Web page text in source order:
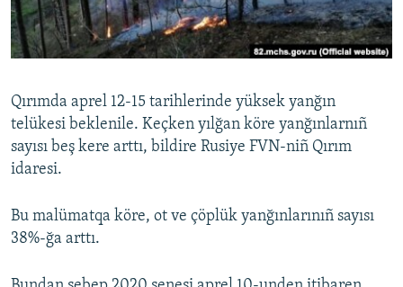
Русский
Українською
QOŞULIÑIZ!
Qırımda aprel 12-15 tarihlerinde yüksek yanğın
telükesi beklenile. Keçken yılğan köre yanğınlarnıñ
sayısı beş kere arttı, bildire Rusiye FVN-niñ Qırım
idaresi.
Bu malümatqa köre, ot ve çöplük yanğınlarınıñ sayısı
38%-ğa arttı.